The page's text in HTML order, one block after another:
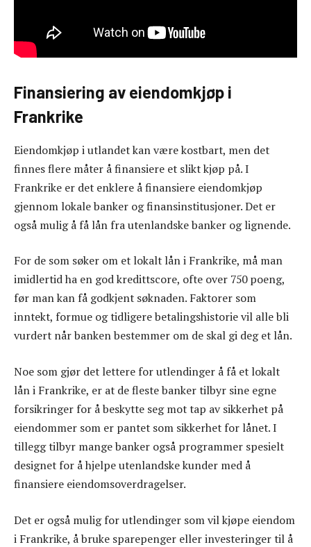
Finansiering av eiendomkjøp i
Frankrike
Eiendomkjøp i utlandet kan være kostbart, men det
finnes flere måter å finansiere et slikt kjøp på. I
Frankrike er det enklere å finansiere eiendomkjøp
gjennom lokale banker og finansinstitusjoner. Det er
også mulig å få lån fra utenlandske banker og lignende.
For de som søker om et lokalt lån i Frankrike, må man
imidlertid ha en god kredittscore, ofte over 750 poeng,
før man kan få godkjent søknaden. Faktorer som
inntekt, formue og tidligere betalingshistorie vil alle bli
vurdert når banken bestemmer om de skal gi deg et lån.
Noe som gjør det lettere for utlendinger å få et lokalt
lån i Frankrike, er at de fleste banker tilbyr sine egne
forsikringer for å beskytte seg mot tap av sikkerhet på
eiendommer som er pantet som sikkerhet for lånet. I
tillegg tilbyr mange banker også programmer spesielt
designet for å hjelpe utenlandske kunder med å
finansiere eiendomsoverdragelser.
Det er også mulig for utlendinger som vil kjøpe eiendom
i Frankrike, å bruke sparepenger eller investeringer til å